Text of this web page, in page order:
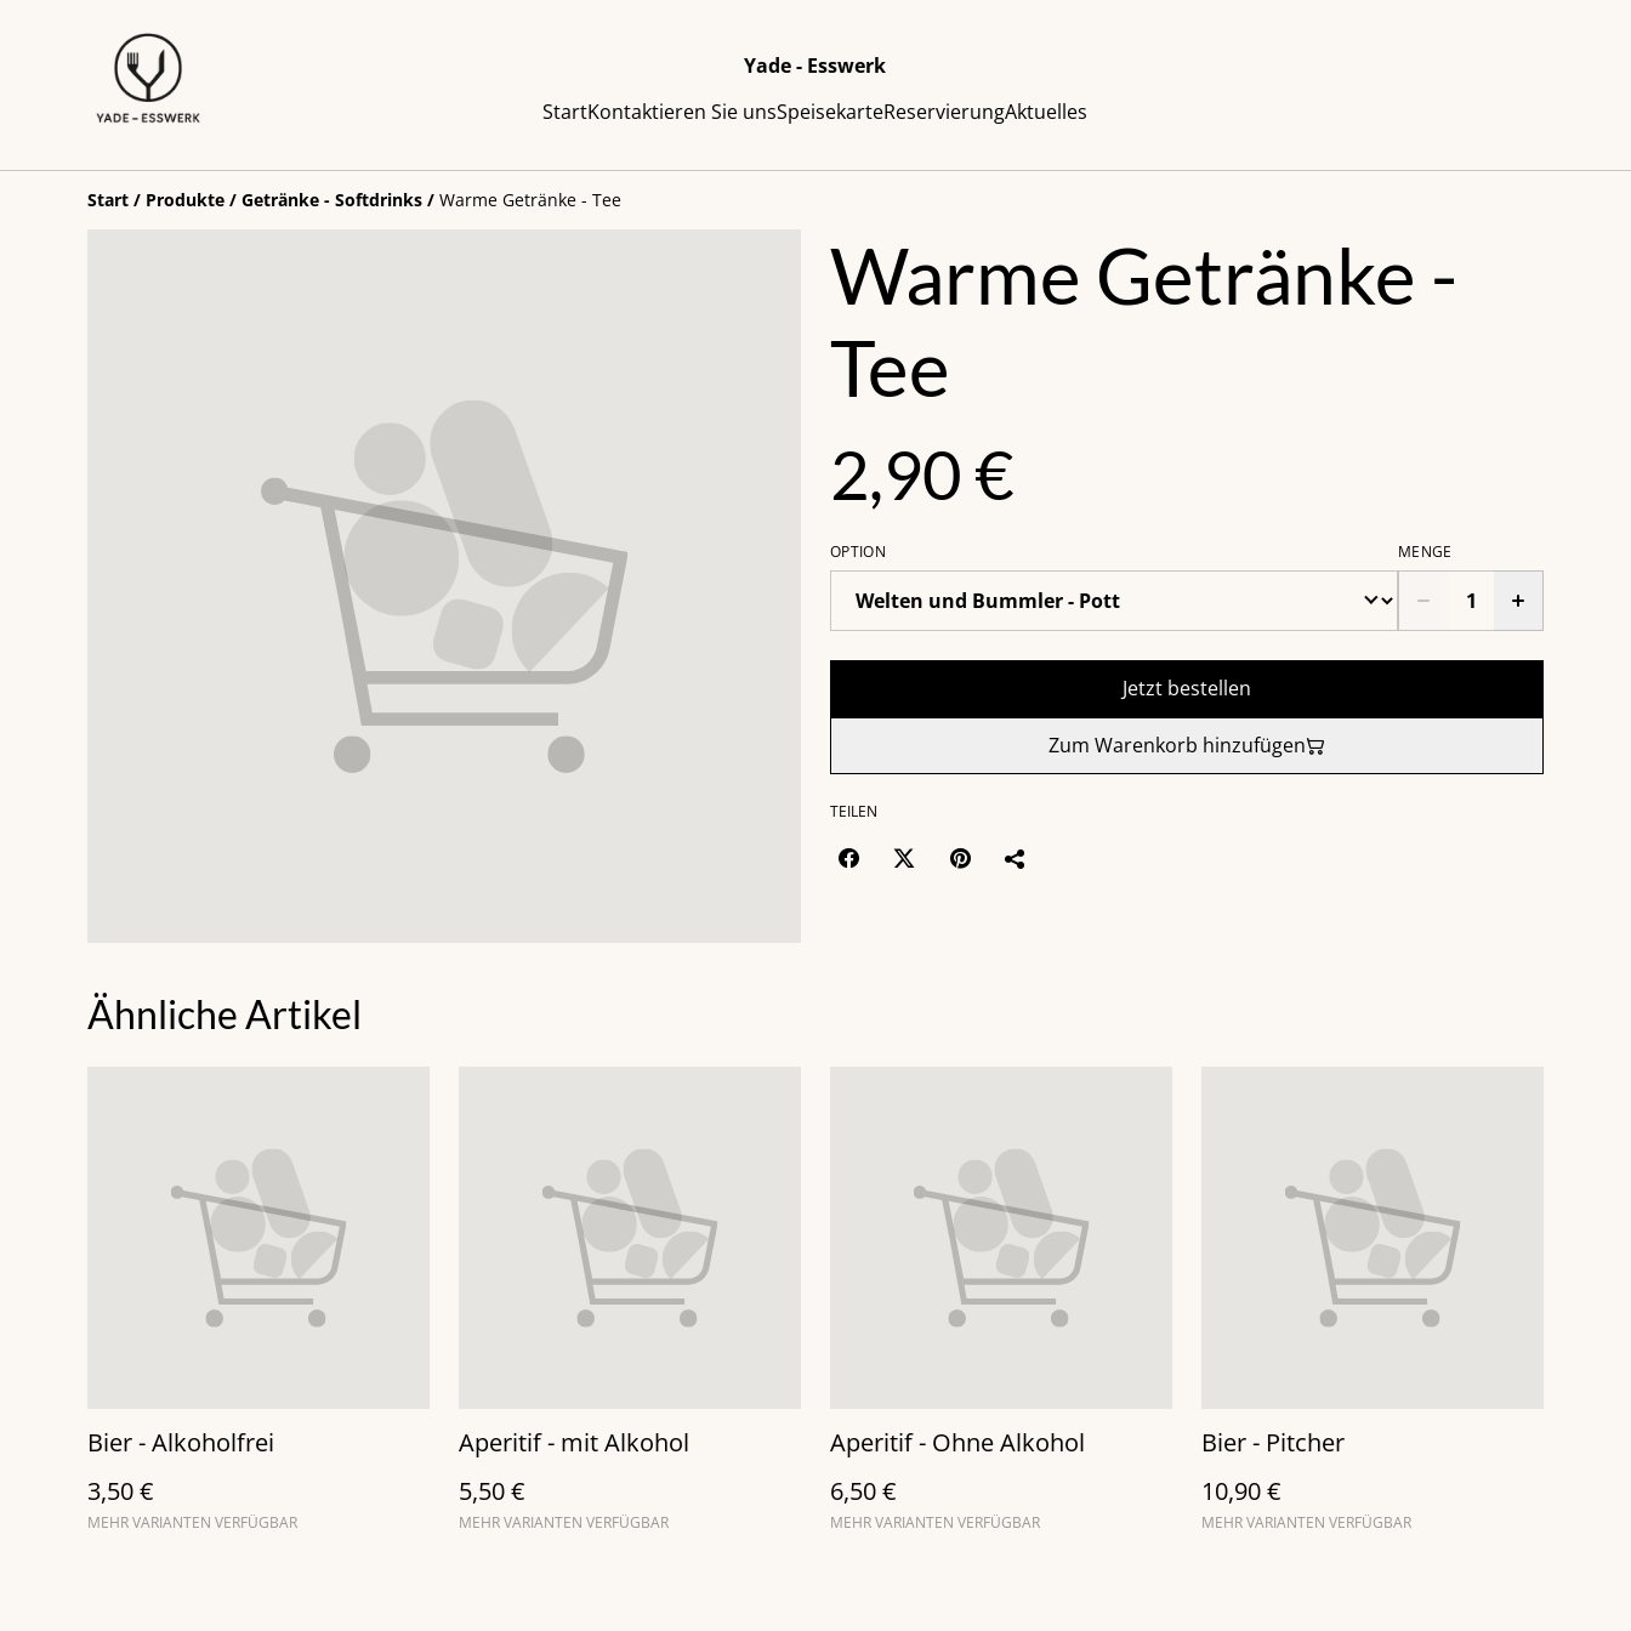
Yade - Esswerk
StartKontaktieren Sie unsSpeisekarteReservierungAktuelles
Start / Produkte / Getränke - Softdrinks / Warme Getränke - Tee
Warme Getränke -
Tee
2,90 €
OPTION MENGE
Jetzt bestellen
Zum Warenkorb hinzufügen
TEILEN
Ähnliche Artikel
Bier - Alkoholfrei
3,50 €
MEHR VARIANTEN VERFÜGBAR
Aperitif - mit Alkohol
5,50 €
MEHR VARIANTEN VERFÜGBAR
Aperitif - Ohne Alkohol
6,50 €
MEHR VARIANTEN VERFÜGBAR
Bier - Pitcher
10,90 €
MEHR VARIANTEN VERFÜGBAR